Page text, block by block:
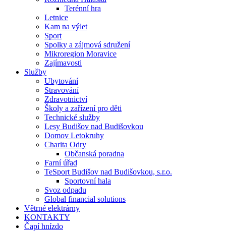
Terénní hra
Letnice
Kam na výlet
Sport
Spolky a zájmová sdružení
Mikroregion Moravice
Zajímavosti
Služby
Ubytování
Stravování
Zdravotnictví
Školy a zařízení pro děti
Technické služby
Lesy Budišov nad Budišovkou
Domov Letokruhy
Charita Odry
Občanská poradna
Farní úřad
TeSport Budišov nad Budišovkou, s.r.o.
Sportovní hala
Svoz odpadu
Global financial solutions
Větrné elektrárny
KONTAKTY
Čapí hnízdo